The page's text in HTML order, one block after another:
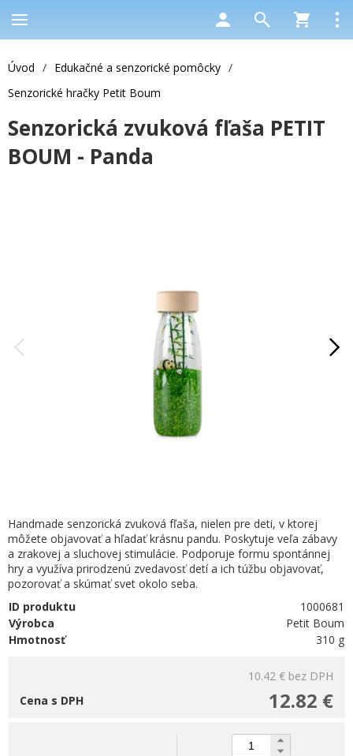
Úvod / Edukačné a senzorické pomôcky /
Senzorické hračky Petit Boum
Senzorická zvuková fľaša PETIT
BOUM - Panda
Handmade senzorická zvuková fľaša, nielen pre deti, v ktorej
môžete objavovať a hľadať krásnu pandu. Poskytuje veľa zábavy
a zrakovej a sluchovej stimulácie. Podporuje formu spontánnej
hry a využíva prirodzenú zvedavosť detí a ich túžbu objavovať,
pozorovať a skúmať svet okolo seba.
ID produktu
1000681
Výrobca
Petit Boum
Hmotnosť
310 g
10.42 € bez DPH
12.82 €
Cena s DPH